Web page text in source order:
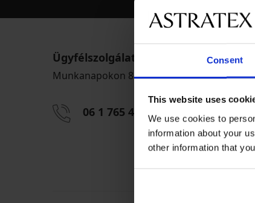
Consent
This website uses
We use cookies to
information about your
other information that
Ügyfélszolgálat
Munkanapokon 8:00 - 16:00 óra között
06 1 765 4767